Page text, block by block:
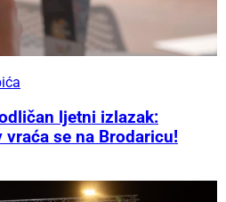
ljetni izlazak:
vraća se na Brodaricu!